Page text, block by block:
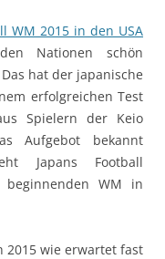
WM 2015 in den USA
Nationen schön
hat der japanische
erfolgreichen Test
Spielern der Keio
Aufgebot bekannt
Japans Football
WM in
2015 wie erwartet fast